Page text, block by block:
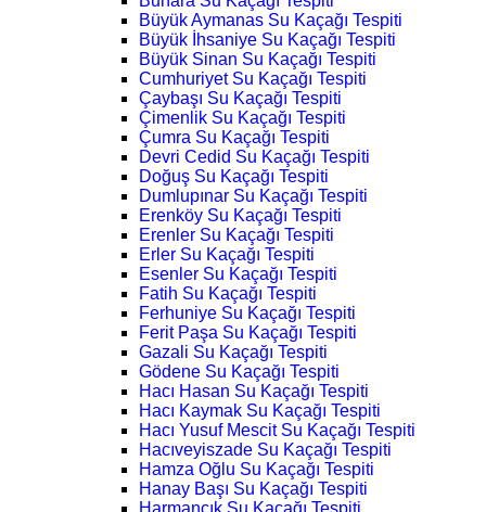
Büyük Aymanas Su Kaçağı Tespiti
Büyük İhsaniye Su Kaçağı Tespiti
Büyük Sinan Su Kaçağı Tespiti
Cumhuriyet Su Kaçağı Tespiti
Çaybaşı Su Kaçağı Tespiti
Çimenlik Su Kaçağı Tespiti
Çumra Su Kaçağı Tespiti
Devri Cedid Su Kaçağı Tespiti
Doğuş Su Kaçağı Tespiti
Dumlupınar Su Kaçağı Tespiti
Erenköy Su Kaçağı Tespiti
Erenler Su Kaçağı Tespiti
Erler Su Kaçağı Tespiti
Esenler Su Kaçağı Tespiti
Fatih Su Kaçağı Tespiti
Ferhuniye Su Kaçağı Tespiti
Ferit Paşa Su Kaçağı Tespiti
Gazali Su Kaçağı Tespiti
Gödene Su Kaçağı Tespiti
Hacı Hasan Su Kaçağı Tespiti
Hacı Kaymak Su Kaçağı Tespiti
Hacı Yusuf Mescit Su Kaçağı Tespiti
Hacıveyiszade Su Kaçağı Tespiti
Hamza Oğlu Su Kaçağı Tespiti
Hanay Başı Su Kaçağı Tespiti